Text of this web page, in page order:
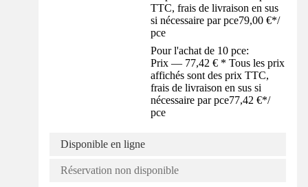
TTC, frais de livraison en sus
si nécessaire par pce79,00 €*/
pce
Pour l'achat de 10 pce:
Prix — 77,42 € * Tous les prix
affichés sont des prix TTC,
frais de livraison en sus si
nécessaire par pce77,42 €*/
pce
Disponible en ligne
Réservation non disponible